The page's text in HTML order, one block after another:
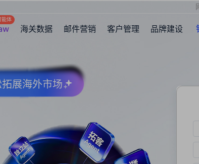
能体
海关数据 邮件营销 客户管理 品牌建设
展海外市场